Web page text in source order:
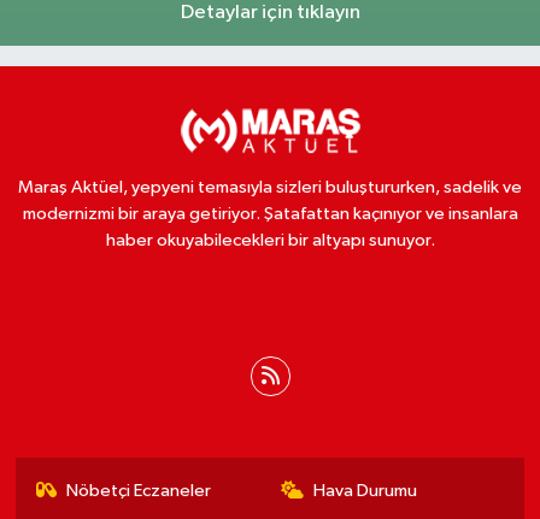
Detaylar için tıklayın
Maraş Aktüel, yepyeni temasıyla sizleri buluştururken, sadelik ve
modernizmi bir araya getiriyor. Şatafattan kaçınıyor ve insanlara
haber okuyabilecekleri bir altyapı sunuyor.
Nöbetçi Eczaneler Hava Durumu